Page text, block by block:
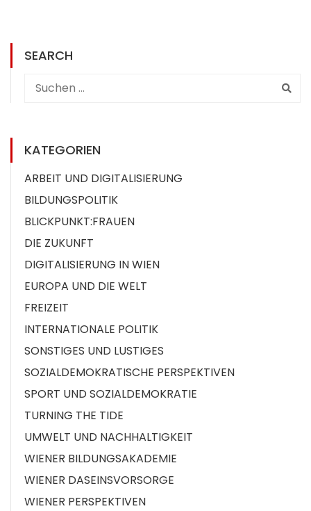
SEARCH
KATEGORIEN
ARBEIT UND DIGITALISIERUNG
BILDUNGSPOLITIK
BLICKPUNKT:FRAUEN
DIE ZUKUNFT
DIGITALISIERUNG IN WIEN
EUROPA UND DIE WELT
FREIZEIT
INTERNATIONALE POLITIK
SONSTIGES UND LUSTIGES
SOZIALDEMOKRATISCHE PERSPEKTIVEN
SPORT UND SOZIALDEMOKRATIE
TURNING THE TIDE
UMWELT UND NACHHALTIGKEIT
WIENER BILDUNGSAKADEMIE
WIENER DASEINSVORSORGE
WIENER PERSPEKTIVEN